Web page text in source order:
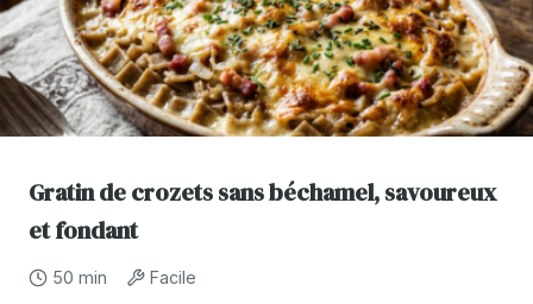
Gratin de crozets sans béchamel, savoureux
et fondant
50 min Facile